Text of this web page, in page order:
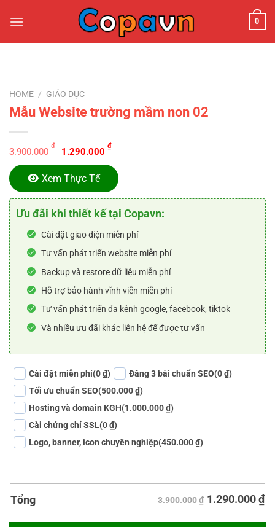
đến
0
HOME / GIÁO DỤC
Mẫu Website trường mầm non 02
3.900.000
₫
Original
price
was:
3.900.000 ₫.
1.290.000
₫Current
price
is:
1.290.000 ₫.
Xem Thực Tế
Ưu đãi khi thiết kế tại Copavn:
Cài đặt giao diện miễn phí
Tư vấn phát triển website miễn phí
Backup và restore dữ liệu miễn phí
Hỗ trợ bảo hành vĩnh viễn miễn phí
Tư vấn phát triển đa kênh google, facebook, tiktok
Và nhiều ưu đãi khác liên hệ để được tư vấn
Cài đặt miễn phí(0 ₫) Đăng 3 bài chuẩn SEO(0 ₫)
Tối ưu chuẩn SEO(500.000 ₫)
Hosting và domain KGH(1.000.000 ₫)
Cài chứng chỉ SSL(0 ₫)
Logo, banner, icon chuyên nghiệp(450.000 ₫)
Tổng 3.900.000 ₫ 1.290.000₫